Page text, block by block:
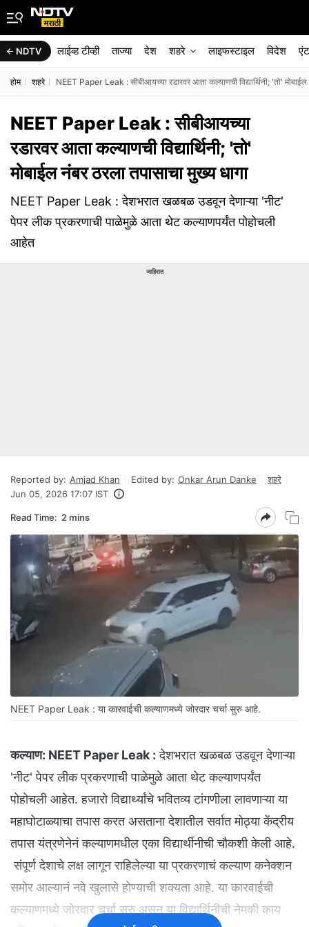
NDTV लाईव्ह टीव्ही ताज्या देश शहरे लाइफस्टाइल विदेश
होम शहरे NEET Paper Leak : सीबीआयच्या रडारवर आता कल्याणची विद्यार्थिनी; 'तो' मोबाईल
NEET Paper Leak : सीबीआयच्या
रडारवर आता कल्याणची विद्यार्थिनी; 'तो'
मोबाईल नंबर ठरला तपासाचा मुख्य धागा
NEET Paper Leak : देशभरात खळबळ उडवून देणाऱ्या 'नीट'
पेपर लीक प्रकरणाची पाळेमुळे आता थेट कल्याणपर्यंत पोहोचली
आहेत
जाहिरात
Reported by: Amjad Khan Edited by: Onkar Arun Danke
शहरे
Jun 05, 2026 17:07 IST
Read Time: 2 mins
NEET Paper Leak : या कारवाईची कल्याणमध्ये जोरदार चर्चा सुरु आहे.
कल्याण: NEET Paper Leak : देशभरात खळबळ उडवून देणाऱ्या
'नीट' पेपर लीक प्रकरणाची पाळेमुळे आता थेट कल्याणपर्यंत
पोहोचली आहेत. हजारो विद्यार्थ्यांचे भवितव्य टांगणीला लावणाऱ्या या
महाघोटाळ्याचा तपास करत असताना देशातील सर्वात मोठ्या केंद्रीय
तपास यंत्रणेनेनं कल्याणमधील एका विद्यार्थीनीची चौकशी केली आहे.
संपूर्ण देशाचे लक्ष लागून राहिलेल्या या प्रकरणाचं कल्याण कनेक्शन
समोर आल्यानं नवे खुलासे होण्याची शक्यता आहे. या कारवाईची
कल्याणमध्ये जोरदार चर्चा सुरु असून या विद्यार्थिनीची नेमकी काय